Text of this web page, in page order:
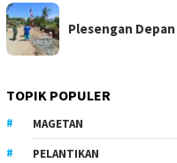
Plesengan
TOPIK POPULER
MAGETAN
PELANTIKAN